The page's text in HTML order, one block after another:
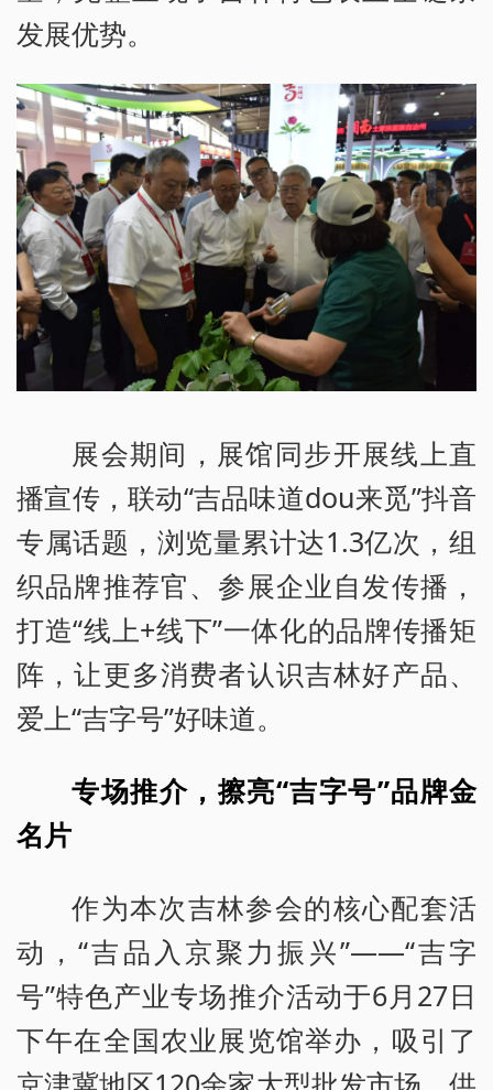
发展优势。
展会期间，展馆同步开展线上直
播宣传，联动“吉品味道dou来觅”抖音
专属话题，浏览量累计达1.3亿次，组
织品牌推荐官、参展企业自发传播，
打造“线上+线下”一体化的品牌传播矩
阵，让更多消费者认识吉林好产品、
爱上“吉字号”好味道。
专场推介，擦亮“吉字号”品牌金
名片
作为本次吉林参会的核心配套活
动，“吉品入京聚力振兴”——“吉字
号”特色产业专场推介活动于6月27日
下午在全国农业展览馆举办，吸引了